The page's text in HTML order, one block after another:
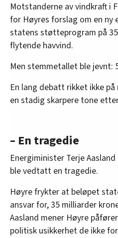
Motstanderne av vindkraft i
for Høyres forslag om en ny
statens støtteprogram på
flytende havvind.
Men stemmetallet ble jevnt:
En lang debatt rikket ikke
en stadig skarpere tone
– En tragedie
Energiminister Terje
ble vedtatt en tragedie.
Høyre frykter at beløpet
ansvar for, 35 milliarder
Aasland mener Høyre
politisk usikkerhet de ikke